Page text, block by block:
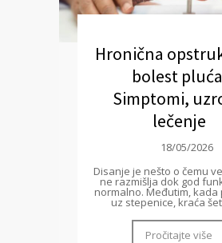
Hronična
bolest
Simptomi,
lečenje
18/05/2026
Disanje je nešto o čemu
ne razmišlja dok god
normalno. Međutim, kada
uz stepenice, kraća
Pročitajte više